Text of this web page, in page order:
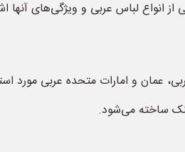
انواع لباس عربی و ویژگی‌های آنها
عمان و امارات متحده عربی مورد
ساخته می‌شود.